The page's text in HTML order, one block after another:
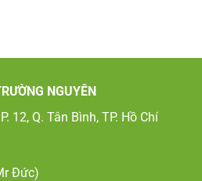
NGUYÊN
12, Q. Tân Bình, TP. Hồ Chí
Đức)